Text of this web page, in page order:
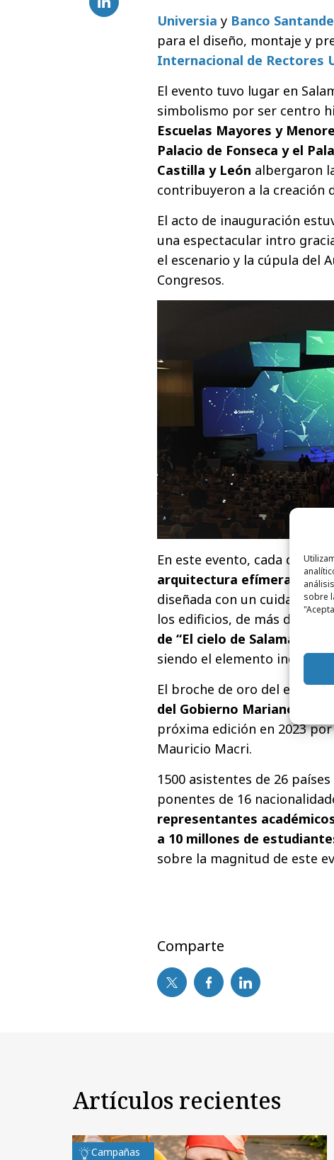
sobre
Universia y Banco
para el diseño, montaje y
Internacional de Rectores
El evento tuvo lugar en
simbolismo por ser centro
Escuelas Mayores y
Palacio de Fonseca y el
Castilla y León albergaron
contribuyeron a la creación
El acto de inauguración
una espectacular intro
el escenario y la cúpula del
Congresos.
En este evento, cada
arquitectura efímera
con
diseñada con un cuidado y
los edificios, de más de 800
de “El cielo de Salamanca”
siendo el elemento
El broche de oro del evento
del Gobierno Mariano Rajoy
próxima edición en 2023
Mauricio Macri.
1500 asistentes de 26
ponentes de 16
representantes
a 10 millones de
sobre la magnitud de este
Comparte
Artículos recientes
Campañas